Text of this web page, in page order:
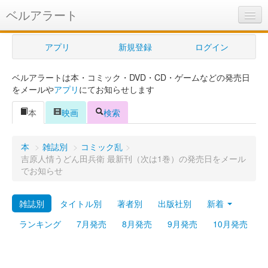
ベルアラート
ベルアラートとは
ヘルプ
新規登録
ログイン
購入管理
プレミアム
アプリ 新規登録 ログイン
ベルアラートは本・コミック・DVD・CD・ゲームなどの発売日
をメールやアプリ にてお知らせします
本
映画 検索
本 > 雑誌別 > コミック乱 >
吉原人情うどん田兵衛 最新刊（次は1巻）の発売日をメール
でお知らせ
雑誌別 タイトル別 著者別 出版社別
新着
ランキング
7月発売 8月発売 9月発売 10月発売